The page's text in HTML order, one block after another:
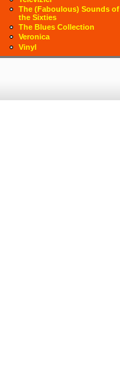
The (Faboulous) Sounds of
the Sixties
The Blues Collection
Veronica
Vinyl